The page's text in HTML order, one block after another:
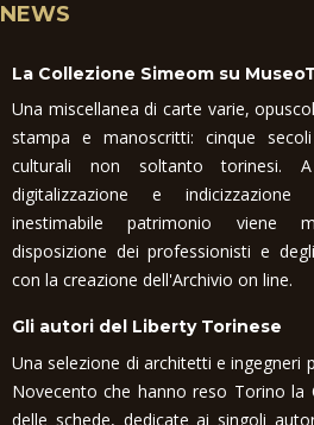
NEWS
La Collezione Simeom su
Una miscellanea di carte varie,
stampa e manoscritti: cinque
culturali non soltanto torinesi.
digitalizzazione e
inestimabile patrimonio viene
disposizione dei professionisti e
con la creazione dell'Archivio on line.
Gli autori del Liberty Torinese
Una selezione di architetti e ingegneri
Novecento che hanno reso Torino la
delle schede, dedicate ai singoli